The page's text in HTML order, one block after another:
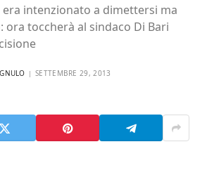
intenzionato a dimettersi ma
ora toccherà al sindaco Di Bari
SETTEMBRE 29, 2013